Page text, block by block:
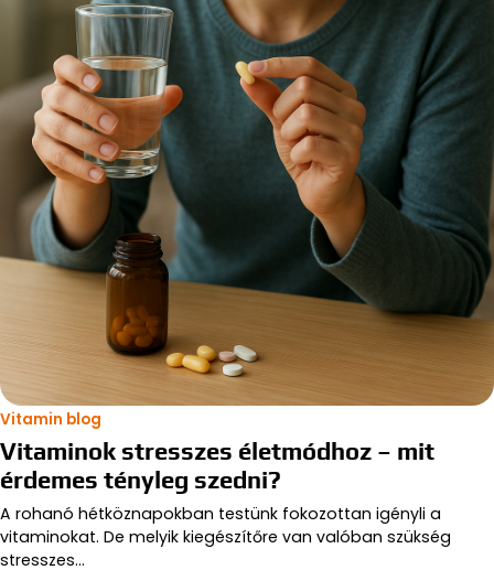
Vitamin blog
Vitaminok stresszes életmódhoz – mit
érdemes tényleg szedni?
A rohanó hétköznapokban testünk fokozottan igényli a
vitaminokat. De melyik kiegészítőre van valóban szükség
stresszes…